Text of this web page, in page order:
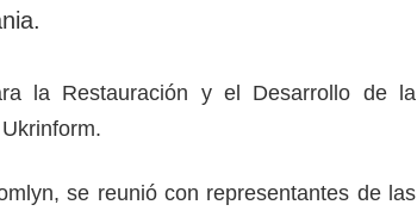
la Restauración y el Desarrollo de la
se reunió con representantes de las